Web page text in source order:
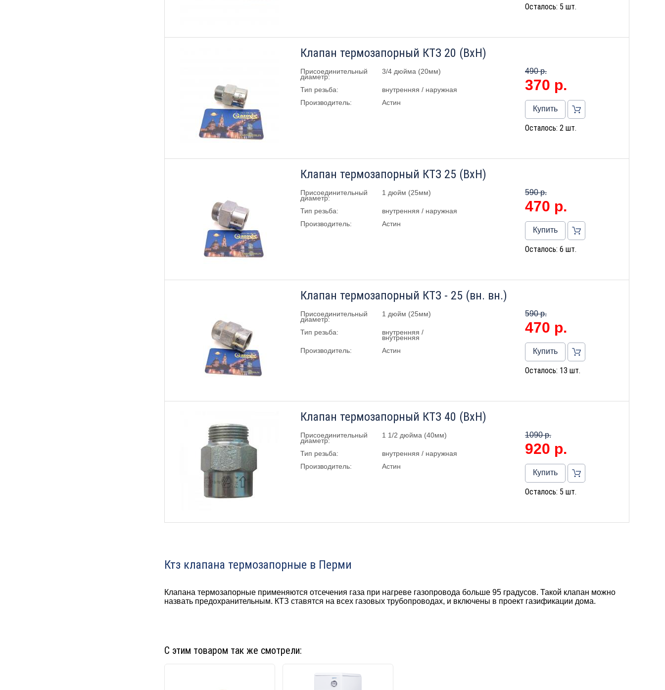
Осталось: 5 шт.
Клапан термозапорный КТЗ 20 (ВхН)
Присоединительный
диаметр:
3/4 дюйма (20мм)
Тип резьба:
внутренняя / наружная
Производитель:
Астин
490 р.
370 р.
Купить
Осталось: 2 шт.
Клапан термозапорный КТЗ 25 (ВхН)
Присоединительный
диаметр:
1 дюйм (25мм)
Тип резьба:
внутренняя / наружная
Производитель:
Астин
590 р.
470 р.
Купить
Осталось: 6 шт.
Клапан термозапорный КТЗ - 25 (вн. вн.)
Присоединительный
диаметр:
1 дюйм (25мм)
Тип резьба: внутренняя /
внутренняя
Производитель:
Астин
590 р.
470 р.
Купить
Осталось: 13 шт.
Клапан термозапорный КТЗ 40 (ВхН)
Присоединительный
диаметр:
1 1/2 дюйма (40мм)
Тип резьба:
внутренняя / наружная
Производитель:
Астин
1090 р.
920 р.
Купить
Осталось: 5 шт.
Ктз клапана термозапорные в Перми
Клапана термозапорные применяются отсечения газа при нагреве газопровода больше 95 градусов. Такой клапан можно
назвать предохранительным. КТЗ ставятся на всех газовых трубопроводах, и включены в проект газификации дома.
С этим товаром так же смотрели: